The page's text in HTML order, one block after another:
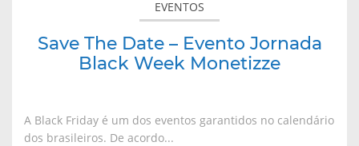
EVENTOS
Save The Date – Evento Jornada
Black Week Monetizze
A Black Friday é um dos eventos garantidos no calendário
dos brasileiros. De acordo...